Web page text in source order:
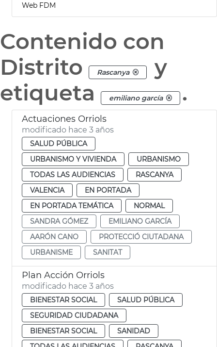
Web FDM
Contenido con
Distrito
Rascanya
y
etiqueta
emiliano garcía .
Actuaciones Orriols
modificado hace 3 años
SALUD PÚBLICA
URBANISMO Y VIVIENDA
URBANISMO
TODAS LAS AUDIENCIAS
RASCANYA
VALENCIA
EN PORTADA
EN PORTADA TEMÁTICA
NORMAL
SANDRA GÓMEZ
EMILIANO GARCÍA
AARÓN CANO
PROTECCIÓ CIUTADANA
URBANISME
SANITAT
Plan Acción Orriols
modificado hace 3 años
BIENESTAR SOCIAL
SALUD PÚBLICA
SEGURIDAD CIUDADANA
BIENESTAR SOCIAL
SANIDAD